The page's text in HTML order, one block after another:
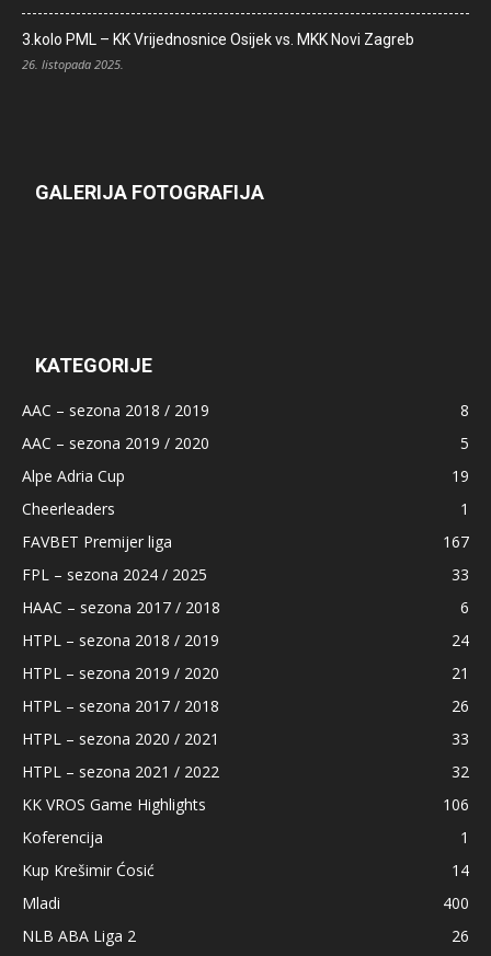
3.kolo PML – KK Vrijednosnice Osijek vs. MKK Novi Zagreb
26. listopada 2025.
GALERIJA FOTOGRAFIJA
KATEGORIJE
AAC – sezona 2018 / 2019
8
AAC – sezona 2019 / 2020
5
Alpe Adria Cup
19
Cheerleaders
1
FAVBET Premijer liga
167
FPL – sezona 2024 / 2025
33
HAAC – sezona 2017 / 2018
6
HTPL – sezona 2018 / 2019
24
HTPL – sezona 2019 / 2020
21
HTPL – sezona 2017 / 2018
26
HTPL – sezona 2020 / 2021
33
HTPL – sezona 2021 / 2022
32
KK VROS Game Highlights
106
Koferencija
1
Kup Krešimir Ćosić
14
Mladi
400
NLB ABA Liga 2
26